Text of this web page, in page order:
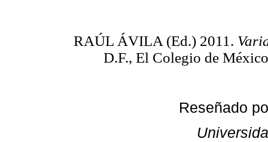
RAÚL ÁVILA (Ed.) 2011.
D.F., El Colegio de
Reseñado